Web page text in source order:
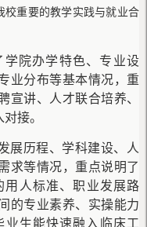
校重要的教学实践与就业合
学院办学特色、专业设
业分布等基本情况，重
宣讲、人才联合培养、
对接。
展历程、学科建设、人
求等情况，重点说明了
用人标准、职业发展路
的专业素养、实操能力
生能快速融入临床工